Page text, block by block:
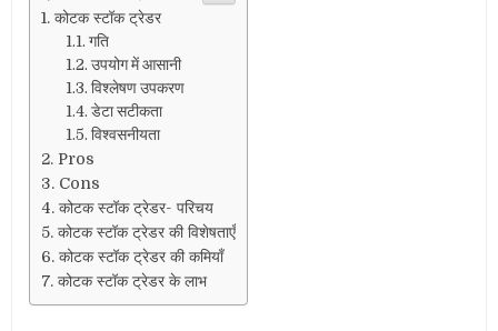
कोटक स्टॉक ट्रेडर
गति
उपयोग में आसानी
विश्लेषण उपकरण
डेटा सटीकता
विश्वसनीयता
Pros
Cons
कोटक स्टॉक ट्रेडर- परिचय
कोटक स्टॉक ट्रेडर की विशेषताएँ
कोटक स्टॉक ट्रेडर की कमियाँ
कोटक स्टॉक ट्रेडर के लाभ